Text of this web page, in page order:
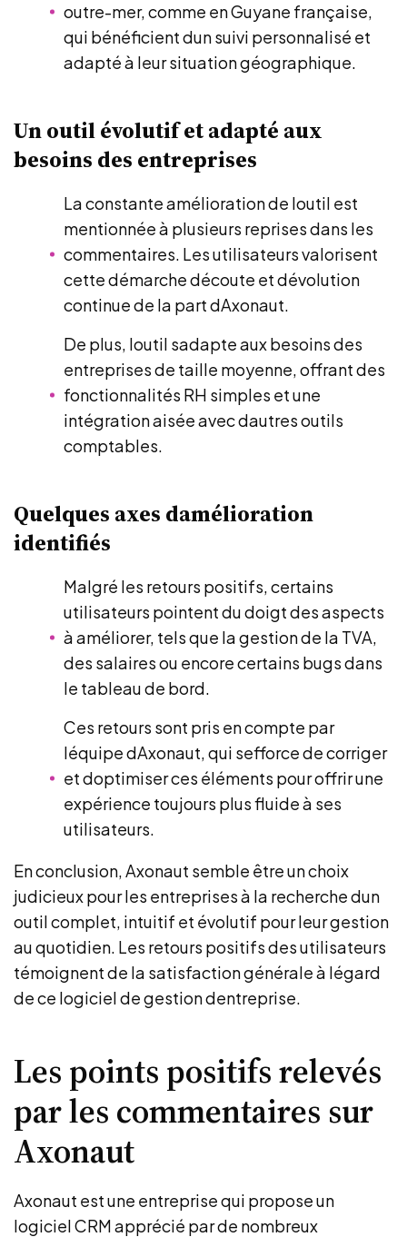
outre-mer, comme en Guyane française,
qui bénéficient dun suivi personnalisé et
adapté à leur situation géographique.
Un outil évolutif et adapté aux
besoins des entreprises
La constante amélioration de loutil est
mentionnée à plusieurs reprises dans les
commentaires. Les utilisateurs valorisent
cette démarche découte et dévolution
continue de la part dAxonaut.
De plus, loutil sadapte aux besoins des
entreprises de taille moyenne, offrant des
fonctionnalités RH simples et une
intégration aisée avec dautres outils
comptables.
Quelques axes damélioration
identifiés
Malgré les retours positifs, certains
utilisateurs pointent du doigt des aspects
à améliorer, tels que la gestion de la TVA,
des salaires ou encore certains bugs dans
le tableau de bord.
Ces retours sont pris en compte par
léquipe dAxonaut, qui sefforce de corriger
et doptimiser ces éléments pour offrir une
expérience toujours plus fluide à ses
utilisateurs.
En conclusion, Axonaut semble être un choix
judicieux pour les entreprises à la recherche dun
outil complet, intuitif et évolutif pour leur gestion
au quotidien. Les retours positifs des utilisateurs
témoignent de la satisfaction générale à légard
de ce logiciel de gestion dentreprise.
Les points positifs relevés
par les commentaires sur
Axonaut
Axonaut est une entreprise qui propose un
logiciel CRM apprécié par de nombreux